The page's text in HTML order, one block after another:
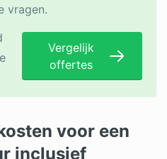
vragen.
Vergelijk
offertes
voor een
inclusief